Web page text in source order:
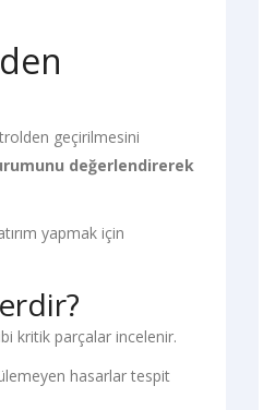
geçirilmesini
değerlendirerek
yapmak için
kritik parçalar incelenir.
hasarlar tespit